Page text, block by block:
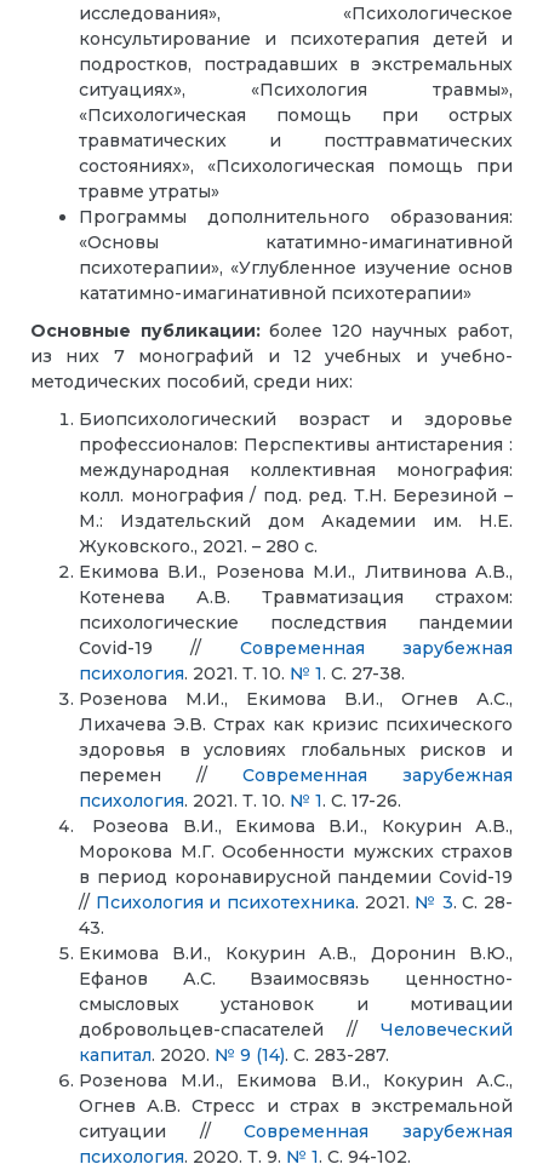
исследования», «Психологическое
консультирование и психотерапия детей и
подростков, пострадавших в экстремальных
ситуациях», «Психология травмы»,
«Психологическая помощь при острых
травматических и посттравматических
состояниях», «Психологическая помощь при
травме утраты»
Программы дополнительного образования:
«Основы кататимно-имагинативной
психотерапии», «Углубленное изучение основ
кататимно-имагинативной психотерапии»
Основные публикации: более 120 научных работ,
из них 7монографий и 12 учебных и учебно-
методических пособий, среди них:
Биопсихологический возраст и здоровье
профессионалов: Перспективы антистарения :
международная коллективная монография:
колл. монография / под. ред. Т.Н. Березиной –
М.: Издательский дом Академии им. Н.Е.
Жуковского., 2021. – 280 с.
Екимова В.И., Розенова М.И., Литвинова А.В.,
Котенева А.В. Травматизация страхом:
психологические последствия пандемии
Covid-19 // Современная зарубежная
психология. 2021. Т. 10. № 1. С. 27-38.
Розенова М.И., Екимова В.И., Огнев А.С.,
Лихачева Э.В. Страх как кризис психического
здоровья в условиях глобальных рисков и
перемен // Современная зарубежная
психология. 2021. Т. 10. № 1. С. 17-26.
Розеова В.И., Екимова В.И., Кокурин А.В.,
Морокова М.Г. Особенности мужских страхов
в период коронавирусной пандемии Covid-19
// Психология и психотехника. 2021. № 3. С. 28-
43.
Екимова В.И., Кокурин А.В., Доронин В.Ю.,
Ефанов А.С. Взаимосвязь ценностно-
смысловых установок и мотивации
добровольцев-спасателей // Человеческий
капитал. 2020. № 9 (14). С. 283-287.
Розенова М.И., Екимова В.И., Кокурин А.С.,
Огнев А.В. Стресс и страх в экстремальной
ситуации //Современная зарубежная
психология. 2020. Т. 9. № 1. С. 94-102.